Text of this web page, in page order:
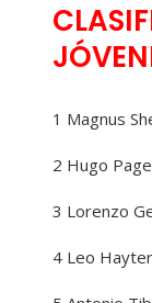
1 Magnus
2 Hugo
3 Lorenzo
4 Leo